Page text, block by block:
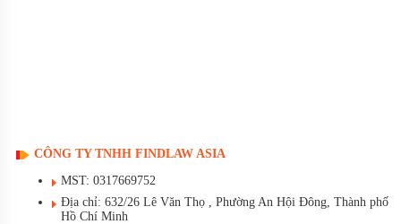
CÔNG TY TNHH FINDLAW ASIA
MST: 0317669752
Địa chỉ: 632/26 Lê Văn Thọ , Phường An Hội Đông, Thành phố
Hồ Chí Minh